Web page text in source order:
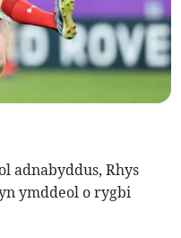
adnabyddus, Rhys
ymddeol o rygbi